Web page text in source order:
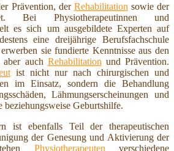
Prävention, der Rehabilitation sowie der
Bei Physiotherapeutinnen und
es sich um ausgebildete Experten auf
eine dreijährige Berufsfachschule
sie fundierte Kenntnisse aus den
aber auch Rehabilitation und Prävention.
ist nicht nur nach chirurgischen und
im Einsatz, sondern die Behandlung
Lähmungserscheinungen und
Geburtshilfe.
ist ebenfalls Teil der therapeutischen
der Genesung und Aktivierung der
Physiotherapeuten verschiedene